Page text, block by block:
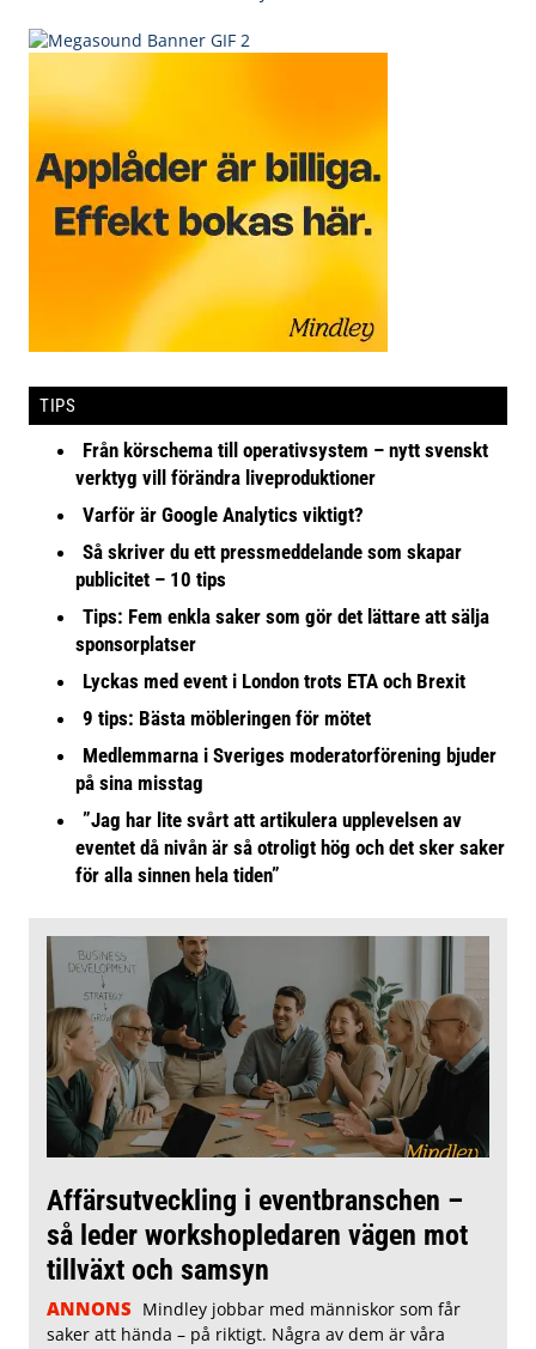
TIPS
Från körschema till operativsystem – nytt svenskt
verktyg vill förändra liveproduktioner
Varför är Google Analytics viktigt?
Så skriver du ett pressmeddelande som skapar
publicitet – 10 tips
Tips: Fem enkla saker som gör det lättare att sälja
sponsorplatser
Lyckas med event i London trots ETA och Brexit
9 tips: Bästa möbleringen för mötet
Medlemmarna i Sveriges moderatorförening bjuder
på sina misstag
”Jag har lite svårt att artikulera upplevelsen av
eventet då nivån är så otroligt hög och det sker saker
för alla sinnen hela tiden”
Affärsutveckling i eventbranschen –
så leder workshopledaren vägen mot
tillväxt och samsyn
ANNONS Mindley jobbar med människor som får
saker att hända – på riktigt. Några av dem är våra